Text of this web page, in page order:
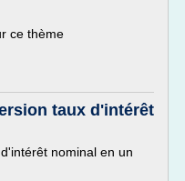
ce thème
taux d'intérêt
nominal en un